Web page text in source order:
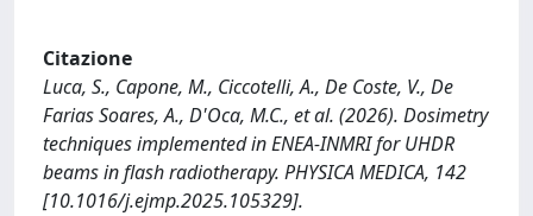
Citazione
Luca, S., Capone, M., Ciccotelli, A., De Coste, V., De
Farias Soares, A., D'Oca, M.C., et al. (2026). Dosimetry
techniques implemented in ENEA-INMRI for UHDR
beams in flash radiotherapy. PHYSICA MEDICA, 142
[10.1016/j.ejmp.2025.105329].